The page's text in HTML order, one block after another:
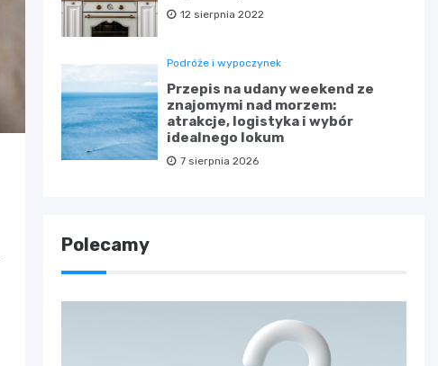
12 sierpnia 2022
Podróże i wypoczynek
Przepis na udany weekend ze
znajomymi nad morzem:
atrakcje, logistyka i wybór
idealnego lokum
7 sierpnia 2026
Polecamy